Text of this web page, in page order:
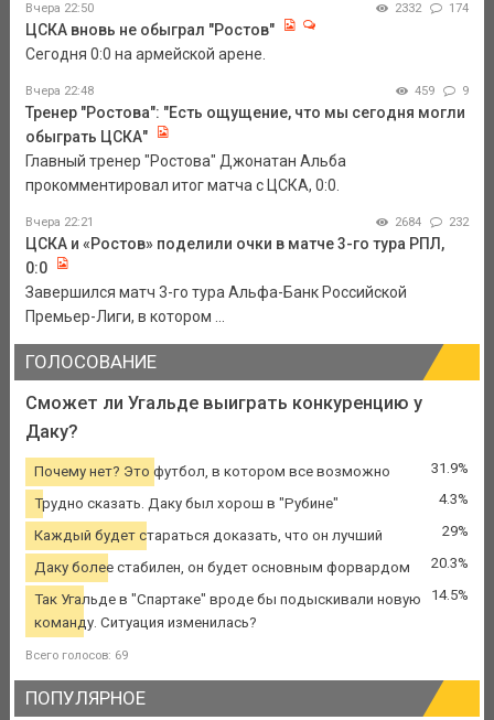
Вчера 22:50 2332 174
ЦСКА вновь не обыграл "Ростов"
Сегодня 0:0 на армейской арене.
Вчера 22:48 459 9
Тренер "Ростова": "Есть ощущение, что мы сегодня могли
обыграть ЦСКА"
Главный тренер "Ростова" Джонатан Альба
прокомментировал итог матча с ЦСКА, 0:0.
Вчера 22:21 2684 232
ЦСКА и «Ростов» поделили очки в матче 3-го тура РПЛ,
0:0
Завершился матч 3-го тура Альфа-Банк Российской
Премьер-Лиги, в котором ...
ГОЛОСОВАНИЕ
Сможет ли Угальде выиграть конкуренцию у
Даку?
Почему нет? Это футбол, в котором все возможно 31.9%
Трудно сказать. Даку был хорош в "Рубине" 4.3%
Каждый будет стараться доказать, что он лучший 29%
Даку более стабилен, он будет основным форвардом 20.3%
Так Угальде в "Спартаке" вроде бы подыскивали новую
команду. Ситуация изменилась?
14.5%
Всего голосов: 69
ПОПУЛЯРНОЕ